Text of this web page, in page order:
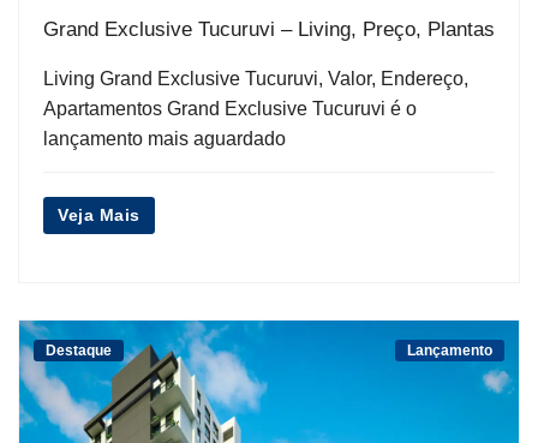
Grand Exclusive Tucuruvi – Living, Preço, Plantas
Living Grand Exclusive Tucuruvi, Valor, Endereço,
Apartamentos Grand Exclusive Tucuruvi é o
lançamento mais aguardado
Veja Mais
Destaque Lançamento